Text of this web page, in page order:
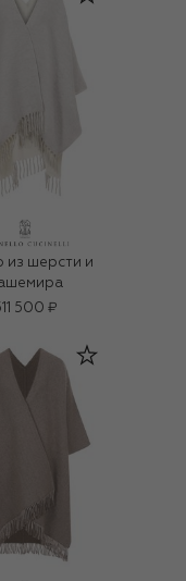
из шерсти и
500 ₽